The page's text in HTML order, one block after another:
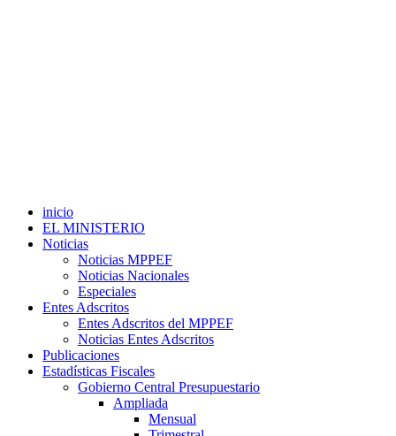
inicio
EL MINISTERIO
Noticias
Noticias MPPEF
Noticias Nacionales
Especiales
Entes Adscritos
Entes Adscritos del MPPEF
Noticias Entes Adscritos
Publicaciones
Estadísticas Fiscales
Gobierno Central Presupuestario
Ampliada
Mensual